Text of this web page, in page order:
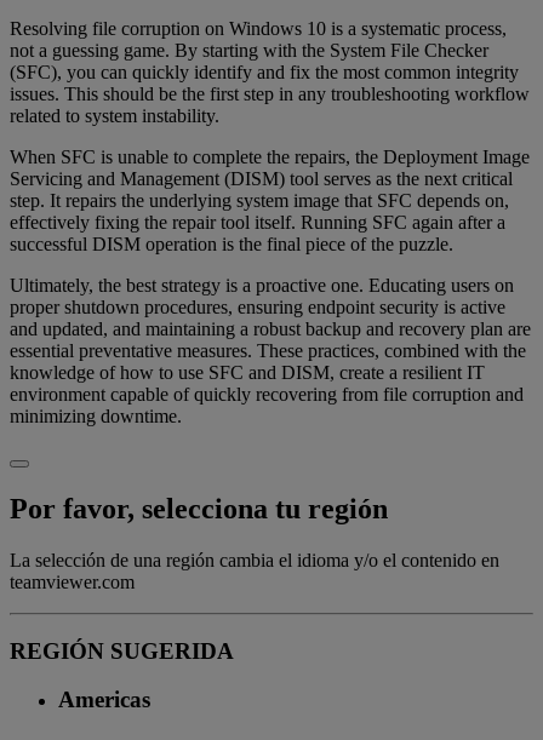
Resolving file corruption on Windows 10 is a systematic process,
not a guessing game. By starting with the System File Checker
(SFC), you can quickly identify and fix the most common integrity
issues. This should be the first step in any troubleshooting workflow
related to system instability.
When SFC is unable to complete the repairs, the Deployment Image
Servicing and Management (DISM) tool serves as the next critical
step. It repairs the underlying system image that SFC depends on,
effectively fixing the repair tool itself. Running SFC again after a
successful DISM operation is the final piece of the puzzle.
Ultimately, the best strategy is a proactive one. Educating users on
proper shutdown procedures, ensuring endpoint security is active
and updated, and maintaining a robust backup and recovery plan are
essential preventative measures. These practices, combined with the
knowledge of how to use SFC and DISM, create a resilient IT
environment capable of quickly recovering from file corruption and
minimizing downtime.
Por favor, selecciona tu región
La selección de una región cambia el idioma y/o el contenido en
teamviewer.com
REGIÓN SUGERIDA
Americas